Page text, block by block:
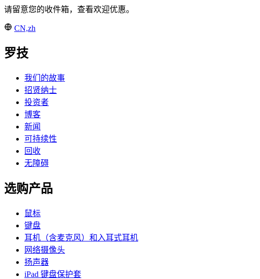
请留意您的收件箱，查看欢迎优惠。
CN,zh
罗技
我们的故事
招贤纳士
投资者
博客
新闻
可持续性
回收
无障碍
选购产品
鼠标
键盘
耳机（含麦克风）和入耳式耳机
网络摄像头
扬声器
iPad 键盘保护套